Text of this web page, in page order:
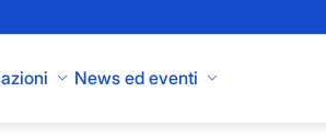
News ed eventi